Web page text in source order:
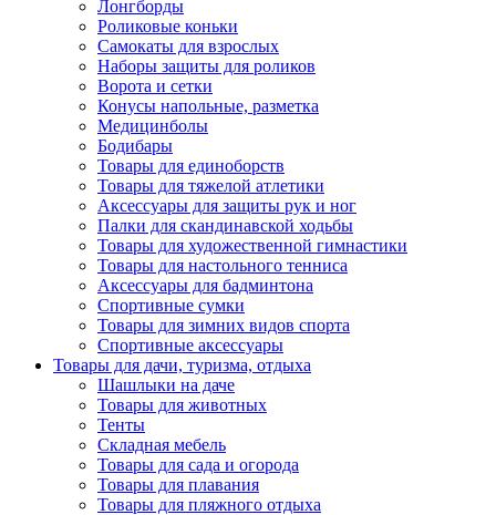
Лонгборды
Роликовые коньки
Самокаты для взрослых
Наборы защиты для роликов
Ворота и сетки
Конусы напольные, разметка
Медицинболы
Бодибары
Товары для единоборств
Товары для тяжелой атлетики
Аксессуары для защиты рук и ног
Палки для скандинавской ходьбы
Товары для художественной гимнастики
Товары для настольного тенниса
Аксессуары для бадминтона
Спортивные сумки
Товары для зимних видов спорта
Спортивные аксессуары
Товары для дачи, туризма, отдыха
Шашлыки на даче
Товары для животных
Тенты
Складная мебель
Товары для сада и огорода
Товары для плавания
Товары для пляжного отдыха